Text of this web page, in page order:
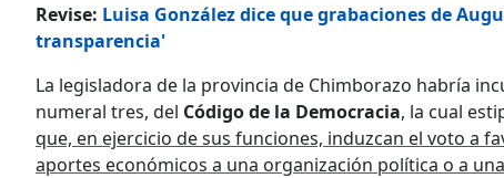
Revise: Luisa González dice que grabaciones de
transparencia'
La legisladora de la provincia de Chimborazo habría
numeral tres, del Código de la Democracia, la cual
que, en ejercicio de sus funciones, induzcan el voto a
aportes económicos a una organización política o a